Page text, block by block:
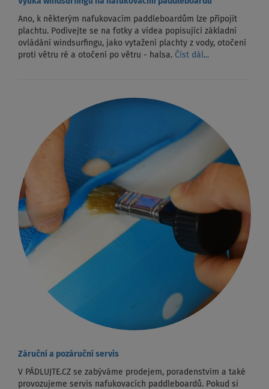
Ano, k některým nafukovacím paddleboardům lze připojit
plachtu. Podívejte se na fotky a videa popisující základní
ovládání windsurfingu, jako vytažení plachty z vody, otočení
proti větru ré a otočení po větru - halsa. Číst dál...
Záruční a pozáruční servis
V PÁDLUJTE.CZ se zabýváme prodejem, poradenstvím a také
provozujeme servis nafukovacích paddleboardů. Pokud si